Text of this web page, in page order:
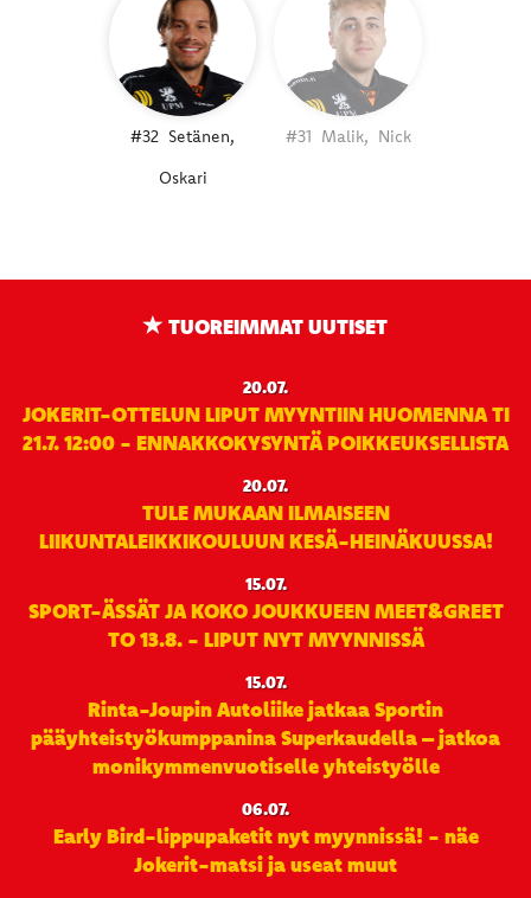
#32 Setänen,
Oskari
#31 Malik, Nick
TUOREIMMAT UUTISET
20.07.
JOKERIT-OTTELUN LIPUT MYYNTIIN HUOMENNA TI
21.7. 12:00 - ENNAKKOKYSYNTÄ POIKKEUKSELLISTA
20.07.
TULE MUKAAN ILMAISEEN
LIIKUNTALEIKKIKOULUUN KESÄ-HEINÄKUUSSA!
15.07.
SPORT-ÄSSÄT JA KOKO JOUKKUEEN MEET&GREET
TO 13.8. - LIPUT NYT MYYNNISSÄ
15.07.
Rinta-Joupin Autoliike jatkaa Sportin
pääyhteistyökumppanina Superkaudella – jatkoa
monikymmenvuotiselle yhteistyölle
06.07.
Early Bird-lippupaketit nyt myynnissä! - näe
Jokerit-matsi ja useat muut